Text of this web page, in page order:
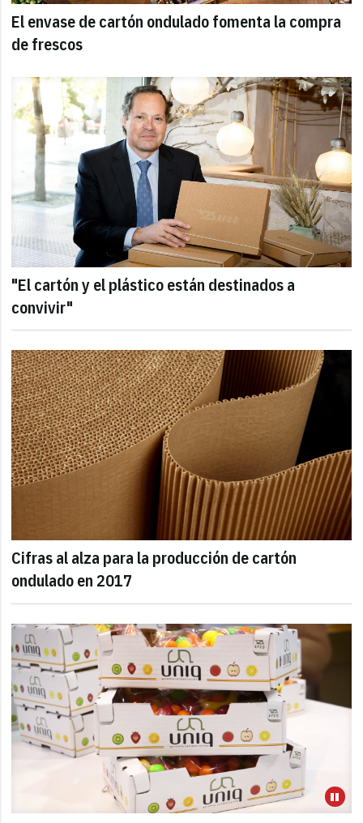
El envase de cartón ondulado fomenta la compra
de frescos
"El cartón y el plástico están destinados a
convivir"
Cifras al alza para la producción de cartón
ondulado en 2017